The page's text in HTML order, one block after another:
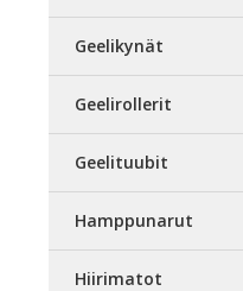
Geelikynät
Geelirollerit
Geelituubit
Hamppunarut
Hiirimatot